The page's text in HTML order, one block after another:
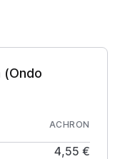
(Ondo
ACHRON
4,55 €